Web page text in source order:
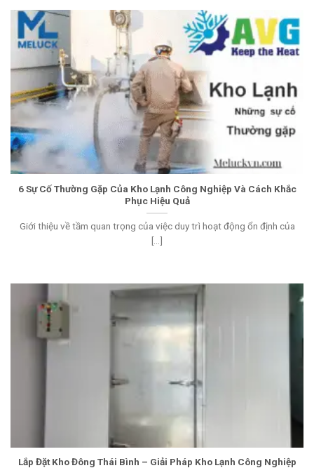
6 Sự Cố Thường Gặp Của Kho Lạnh Công Nghiệp Và Cách Khắc
Phục Hiệu Quả
Giới thiệu về tầm quan trọng của việc duy trì hoạt động ổn định của
[...]
Lắp Đặt Kho Đông Thái Bình – Giải Pháp Kho Lạnh Công Nghiệp